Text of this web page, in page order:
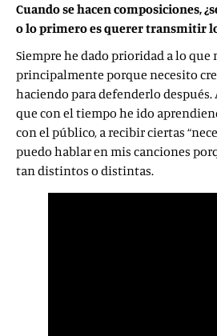
Cuando se hacen composiciones,
o lo primero es querer transmitir
Siempre he dado prioridad a lo que
principalmente porque necesito
haciendo para defenderlo después.
que con el tiempo he ido
con el público, a recibir ciertas
puedo hablar en mis canciones
tan distintos o distintas.